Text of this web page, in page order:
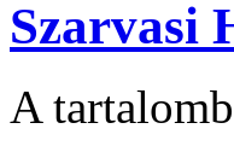
Szarvasi
A